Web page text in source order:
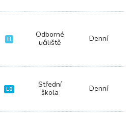
H
Odborné
učiliště
Denní
L0
Střední
škola
Denní